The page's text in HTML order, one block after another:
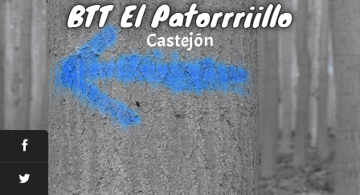
BTT El Patorrriillo
Castejón